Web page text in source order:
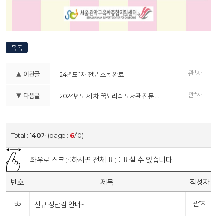
목록
▲ 이전글 24년도 1차 전문 소독 완료 관*자
▼ 다음글 2024년도 제1차 꿈노리숲 도서관 전문 소독 안내 관*자
Total : 140개 (page : 6/10)
좌우로 스크롤하시면 전체 표를 표실 수 있습니다.
번호 제목 작성자
65 신규 장난감 안내~ 관*자